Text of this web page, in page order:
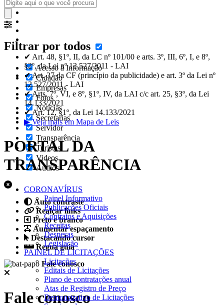
Filtrar por todos
Acesso à Informação
Cidadão
Empresas
Fotos
Notícias
Secretarias
Servidor
Transparência
Turistas
Videos
Áudios
Auto contraste
Realçar links
Preto e branco
Aumentar espaçamento
Destacando cursor
Regua guia
Fale conosco
Fale conosco
✔ Art. 48, §1º, II, da LC nº 101/00 e arts. 3º, III, 6º, I, e 8º,
§2º, da Lei nº 12.527/2011 - LAI
✔ Art. 37 da CF (princípio da publicidade) e art. 3º da Lei nº
12.527/2011 - LAI
✔ Arts. 7º, VI, e 8º, §1º, IV, da LAI c/c art. 25, §3º, da Lei
14.133/2021
✔ Art. 12, §1º, da Lei 14.133/2021
▶ Veja mais em Mapa de Leis
PORTAL DA
TRANSPARÊNCIA
CORONAVÍRUS
Painel Informativo
Publicações Oficiais
Contratos e Aquisições
Receitas
Despesas
Legislação
PAINEL DE LICITAÇÕES
Licitações
Editais de Licitações
Plano de contratações anual
Atas de Registro de Preço
Demonstrativo de Licitações